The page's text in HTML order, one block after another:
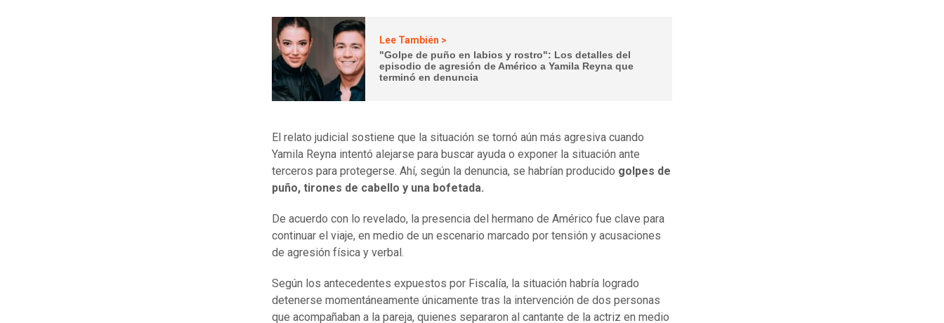
Lee También >
"Golpe de puño en labios y rostro": Los detalles del
episodio de agresión de Américo a Yamila Reyna que
terminó en denuncia
El relato judicial sostiene que la situación se tornó aún más agresiva cuando
Yamila Reyna intentó alejarse para buscar ayuda o exponer la situación ante
terceros para protegerse. Ahí, según la denuncia, se habrían producido golpes de
puño, tirones de cabello y una bofetada.
De acuerdo con lo revelado, la presencia del hermano de Américo fue clave para
continuar el viaje, en medio de un escenario marcado por tensión y acusaciones
de agresión física y verbal.
Según los antecedentes expuestos por Fiscalía, la situación habría logrado
detenerse momentáneamente únicamente tras la intervención de dos personas
que acompañaban a la pareja, quienes separaron al cantante de la actriz en medio